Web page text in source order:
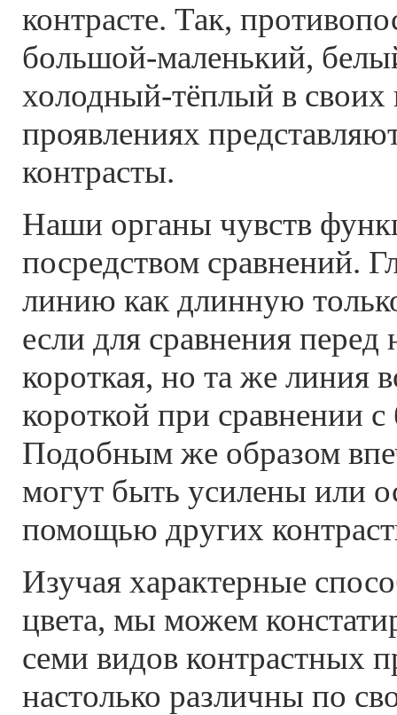
контрасте. Так,
большой-маленький,
холодный-тёплый в своих
проявлениях
контрасты.
Наши органы чувств
посредством сравнений.
линию как длинную
если для сравнения перед
короткая, но та же линия
короткой при сравнении
Подобным же образом
могут быть усилены или
помощью других
Изучая характерные
цвета, мы можем
семи видов контрастных
настолько различны по